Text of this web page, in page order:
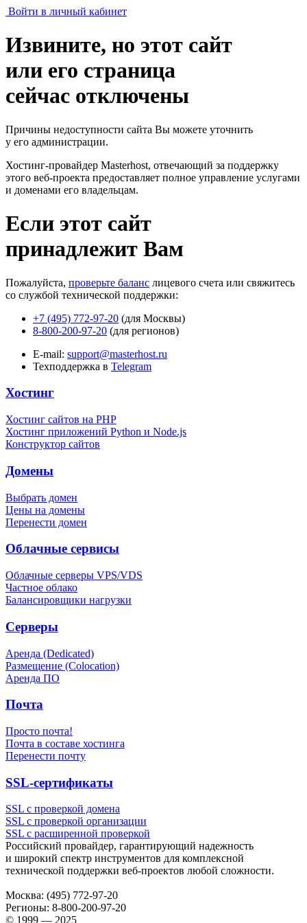
Войти в личный кабинет
Извините, но этот сайт
или его страница
сейчас отключены
Причины недоступности сайта Вы можете уточнить
у его администрации.
Хостинг-провайдер Masterhost, отвечающий за поддержку
этого веб-проекта предоставляет полное управление услугами
и доменами его владельцам.
Если этот сайт
принадлежит Вам
Пожалуйста, проверьте баланс лицевого счета или свяжитесь
со службой технической поддержки:
+7 (495) 772-97-20 (для Москвы)
8-800-200-97-20 (для регионов)
E-mail: support@masterhost.ru
Техподдержка в Telegram
Хостинг
Хостинг сайтов на PHP
Хостинг приложений Python и Node.js
Конструктор сайтов
Домены
Выбрать домен
Цены на домены
Перенести домен
Облачные сервисы
Облачные серверы VPS/VDS
Частное облако
Балансировщики нагрузки
Серверы
Аренда (Dedicated)
Размещение (Colocation)
Аренда ПО
Почта
Просто почта!
Почта в составе хостинга
Перенести почту
SSL-сертификаты
SSL с проверкой домена
SSL с проверкой организации
SSL с расширенной проверкой
Российский провайдер, гарантирующий надежность
и широкий спектр инструментов для комплексной
технической поддержки веб-проектов любой сложности.
Москва: (495) 772-97-20
Регионы: 8-800-200-97-20
© 1999 — 2025